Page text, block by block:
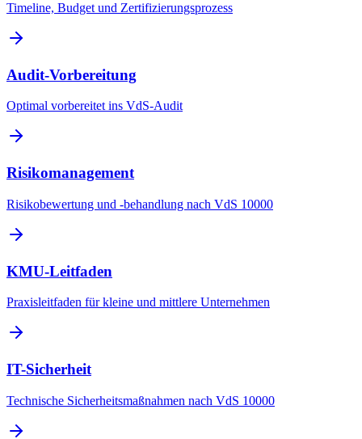
Timeline, Budget und Zertifizierungsprozess
Audit-Vorbereitung
Optimal vorbereitet ins VdS-Audit
Risikomanagement
Risikobewertung und -behandlung nach VdS 10000
KMU-Leitfaden
Praxisleitfaden für kleine und mittlere Unternehmen
IT-Sicherheit
Technische Sicherheitsmaßnahmen nach VdS 10000